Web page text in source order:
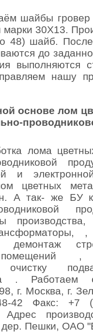
шайбы
30Х13.
48) шайб. После
до
выполняются
нашу
основе лом
лома
и
цветных
А так- же БУ
демонтаж
помещений ,
очистку
.
г. Москва, г.
42 Факс: +7
Адрес
дер. Пешки, ОАО